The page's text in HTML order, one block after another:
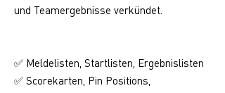
und Teamergebnisse verkündet.
✅ Meldelisten, Startlisten, Ergebnislisten
✅ Scorekarten, Pin Positions,